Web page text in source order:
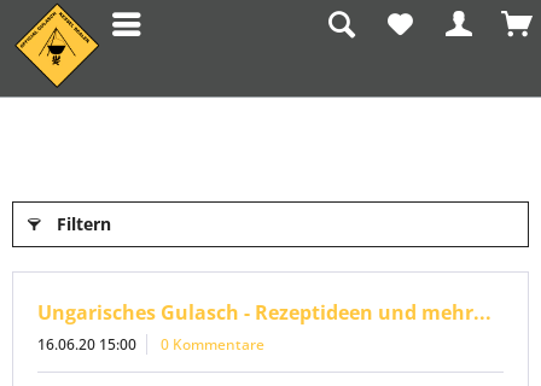
Blog
Filtern
Ungarisches Gulasch - Rezeptideen und mehr...
16.06.20 15:00 0 Kommentare